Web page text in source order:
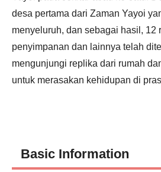
desa pertama dari Zaman Yayoi
menyeluruh, dan sebagai hasil, 12
penyimpanan dan lainnya telah
mengunjungi replika dari rumah
untuk merasakan kehidupan di
Basic Information